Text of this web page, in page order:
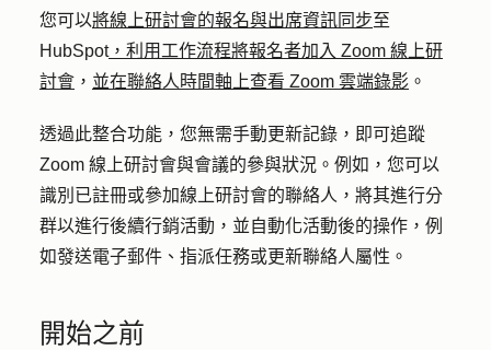
您可以將線上研討會的報名與出席資訊同步至
HubSpot，利用工作流程將報名者加入 Zoom 線上研
討會 ， 並在聯絡人時間軸上查看 Zoom 雲端錄影 。
透過此整合功能，您無需手動更新記錄，即可追蹤
Zoom 線上研討會與會議的參與狀況。例如，您可以
識別已註冊或參加線上研討會的聯絡人，將其進行分
群以進行後續行銷活動，並自動化活動後的操作，例
如發送電子郵件、指派任務或更新聯絡人屬性。
開始之前